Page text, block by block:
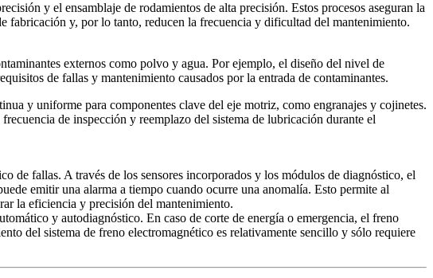
y el ensamblaje de rodamientos de alta precisión. Estos procesos aseguran la
fabricación y, por lo tanto, reducen la frecuencia y dificultad del mantenimiento.
externos como polvo y agua. Por ejemplo, el diseño del nivel de
de fallas y mantenimiento causados ​​por la entrada de contaminantes.
y uniforme para componentes clave del eje motriz, como engranajes y cojinetes.
de inspección y reemplazo del sistema de lubricación durante el
de fallas. A través de los sensores incorporados y los módulos de diagnóstico, el
emitir una alarma a tiempo cuando ocurre una anomalía. Esto permite al
la eficiencia y precisión del mantenimiento.
y autodiagnóstico. En caso de corte de energía o emergencia, el freno
del sistema de freno electromagnético es relativamente sencillo y sólo requiere